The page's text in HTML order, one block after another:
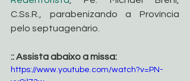
C.Ss.R., parabenizando a Província
pelo septuagenário.
:: Assista abaixo a missa:
https://www.youtube.com/watch?v=PN-